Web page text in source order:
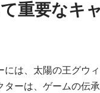
重要なキ
は、太陽の王グウ
ーは、ゲームの伝